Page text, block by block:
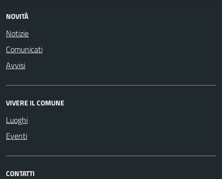
NOVITÀ
Notizie
Comunicati
Avvisi
VIVERE IL COMUNE
Luoghi
Eventi
CONTATTI